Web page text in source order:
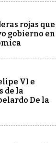
rojas que
gobierno en
VI e
de la
De la